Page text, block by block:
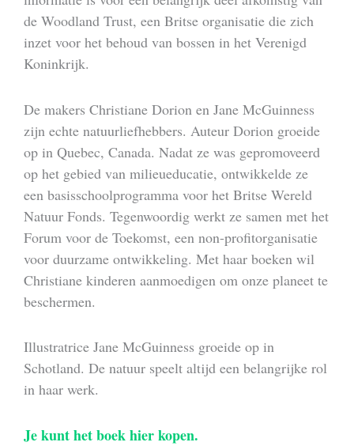
de Woodland Trust, een Britse organisatie die zich
inzet voor het behoud van bossen in het Verenigd
Koninkrijk.
De makers Christiane Dorion en Jane McGuinness
zijn echte natuurliefhebbers. Auteur Dorion groeide
op in Quebec, Canada. Nadat ze was gepromoveerd
op het gebied van milieueducatie, ontwikkelde ze
een basisschoolprogramma voor het Britse Wereld
Natuur Fonds. Tegenwoordig werkt ze samen met het
Forum voor de Toekomst, een non-profitorganisatie
voor duurzame ontwikkeling. Met haar boeken wil
Christiane kinderen aanmoedigen om onze planeet te
beschermen.
Illustratrice Jane McGuinness groeide op in
Schotland. De natuur speelt altijd een belangrijke rol
in haar werk.
Je kunt het boek hier kopen.